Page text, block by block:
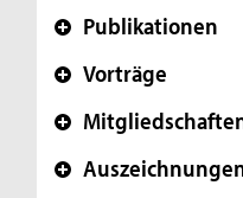
+ Publikationen
+ Vorträge
+
+